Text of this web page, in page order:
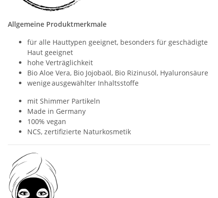
Allgemeine Produktmerkmale
für alle Hauttypen geeignet, besonders für geschädigte
Haut geeignet
hohe Verträglichkeit
Bio Aloe Vera, Bio Jojobaöl, Bio Rizinusöl, Hyaluronsäure
wenige ausgewählter Inhaltsstoffe
mit Shimmer Partikeln
Made in Germany
100% vegan
NCS, zertifizierte Naturkosmetik